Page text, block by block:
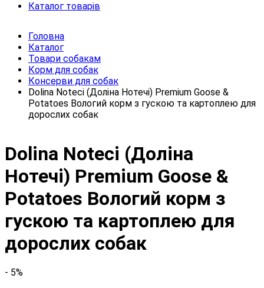
Каталог товарів
Головна
Каталог
Товари собакам
Корм для собак
Консерви для собак
Dolina Noteci (Доліна Нотечі) Premium Goose &
Potatoes Вологий корм з гускою та картоплею для
дорослих собак
Dolina Noteci (Доліна
Нотечі) Premium Goose &
Potatoes Вологий корм з
гускою та картоплею для
дорослих собак
- 5%